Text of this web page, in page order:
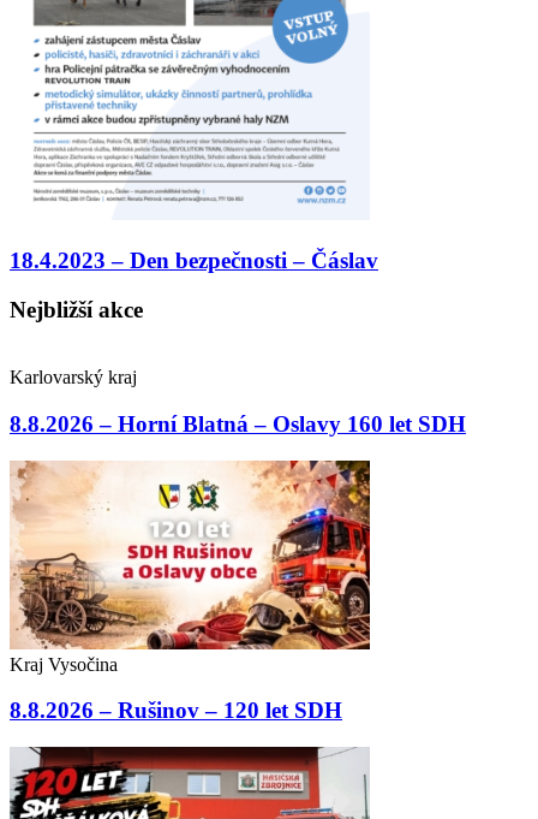
18.4.2023 – Den bezpečnosti – Čáslav
Nejbližší akce
Karlovarský kraj
8.8.2026 – Horní Blatná – Oslavy 160 let SDH
Kraj Vysočina
8.8.2026 – Rušinov – 120 let SDH